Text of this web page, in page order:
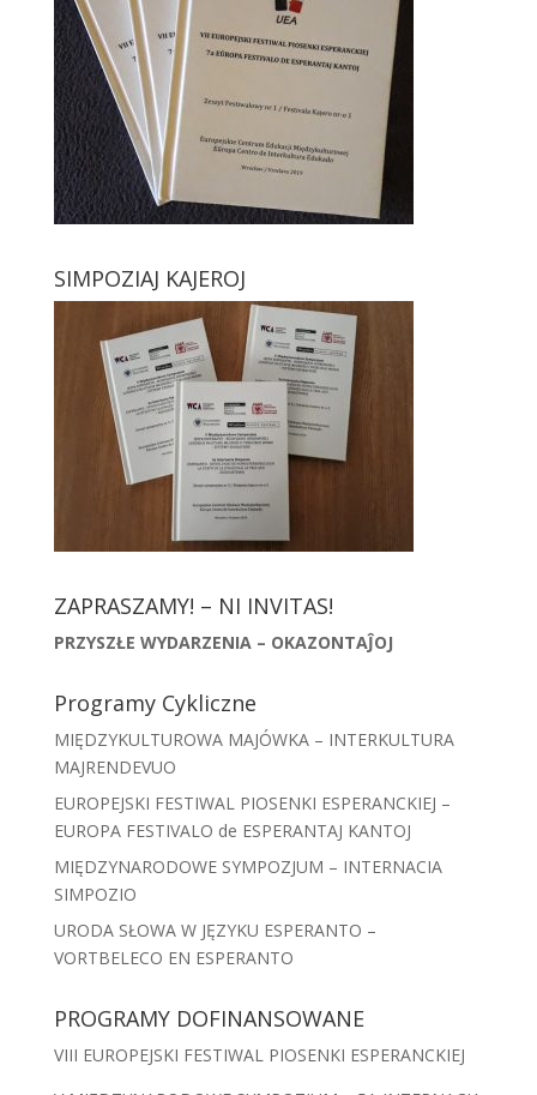
SIMPOZIAJ KAJEROJ
ZAPRASZAMY! – NI INVITAS!
PRZYSZŁE WYDARZENIA – OKAZONTAĴOJ
Programy Cykliczne
MIĘDZYKULTUROWA MAJÓWKA – INTERKULTURA
MAJRENDEVUO
EUROPEJSKI FESTIWAL PIOSENKI ESPERANCKIEJ –
EUROPA FESTIVALO de ESPERANTAJ KANTOJ
MIĘDZYNARODOWE SYMPOZJUM – INTERNACIA
SIMPOZIO
URODA SŁOWA W JĘZYKU ESPERANTO –
VORTBELECO EN ESPERANTO
PROGRAMY DOFINANSOWANE
VIII EUROPEJSKI FESTIWAL PIOSENKI ESPERANCKIEJ